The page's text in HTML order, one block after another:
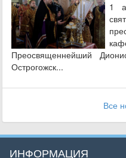
1
Преосвященнейший
Острогожск...
Все
ИНФОРМАЦИЯ